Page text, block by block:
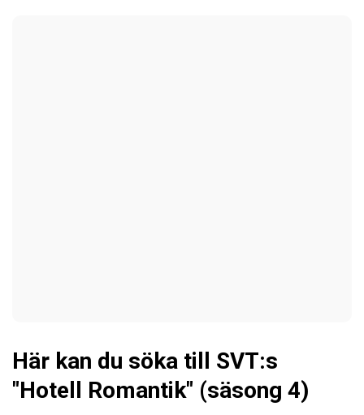
Här kan du söka till SVT:s
"Hotell Romantik" (säsong 4)